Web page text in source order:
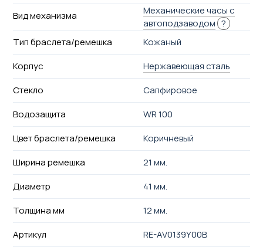
Вид механизма
Механические часы с
автоподзаводом ?
Тип браслета/ремешка
Кожаный
Корпус
Нержавеющая сталь
Стекло
Сапфировое
Водозащита
WR 100
Цвет браслета/ремешка
Коричневый
Ширина ремешка
21 мм.
Диаметр
41 мм.
Толщина мм
12 мм.
Артикул
RE-AV0139Y00B